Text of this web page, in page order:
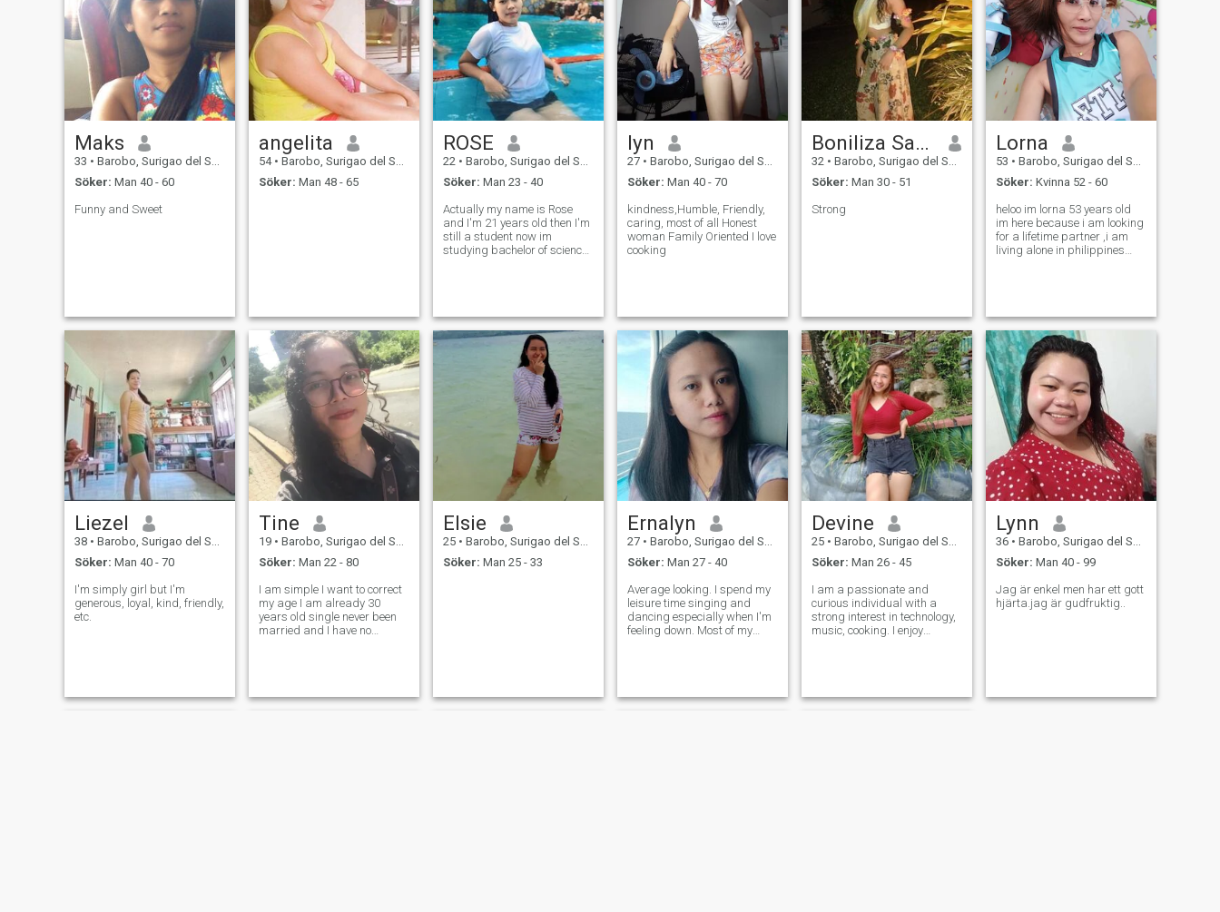
Maks
33 • Barobo, Surigao del Sur, Filippinerna
Söker: Man 40 - 60
Funny and Sweet
angelita
54 • Barobo, Surigao del Sur, Filippinerna
Söker: Man 48 - 65
ROSE
22 • Barobo, Surigao del Sur, Filippinerna
Söker: Man 23 - 40
Actually my name is Rose
and I'm 21 years old then I'm
still a student now im
studying bachelor of science
lyn
27 • Barobo, Surigao del Sur, Filippinerna
Söker: Man 40 - 70
kindness,Humble, Friendly,
caring, most of all Honest
woman Family Oriented I love
cooking
Boniliza Sagot
32 • Barobo, Surigao del Sur, Filippinerna
Söker: Man 30 - 51
Strong
Lorna
53 • Barobo, Surigao del Sur, Filippinerna
Söker: Kvinna 52 - 60
heloo im lorna 53 years old
im here because i am looking
for a lifetime partner ,i am
living alone in philippines
care about what your age is
Liezel
38 • Barobo, Surigao del Sur, Filippinerna
Söker: Man 40 - 70
I'm simply girl but I'm
generous, loyal, kind, friendly,
etc.
Tine
19 • Barobo, Surigao del Sur, Filippinerna
Söker: Man 22 - 80
I am simple I want to correct
my age I am already 30
years old single never been
married and I have no
about me to be his wife.
Elsie
25 • Barobo, Surigao del Sur, Filippinerna
Söker: Man 25 - 33
Ernalyn
27 • Barobo, Surigao del Sur, Filippinerna
Söker: Man 27 - 40
Average looking. I spend my
leisure time singing and
dancing especially when I'm
feeling down. Most of my
now working on it.
Devine
25 • Barobo, Surigao del Sur, Filippinerna
Söker: Man 26 - 45
I am a passionate and
curious individual with a
strong interest in technology,
music, cooking. I enjoy
often describe me as friendly,
Lynn
36 • Barobo, Surigao del Sur, Filippinerna
Söker: Man 40 - 99
Jag är enkel men har ett gott
hjärta.jag är gudfruktig..